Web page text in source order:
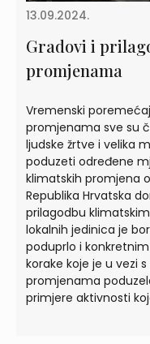
13.09.2024.
Gradovi i
promjenama
Vremenski
promjenama sve su
ljudske žrtve i velika
poduzeti određene
klimatskih promjena
Republika Hrvatska
prilagodbu
lokalnih jedinica je
poduprlo i
korake koje je u vezi
promjenama
primjere aktivnosti